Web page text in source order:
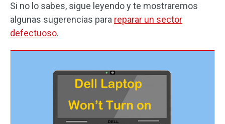
Si no lo sabes, sigue leyendo y te mostraremos
algunas sugerencias para reparar un sector
defectuoso.